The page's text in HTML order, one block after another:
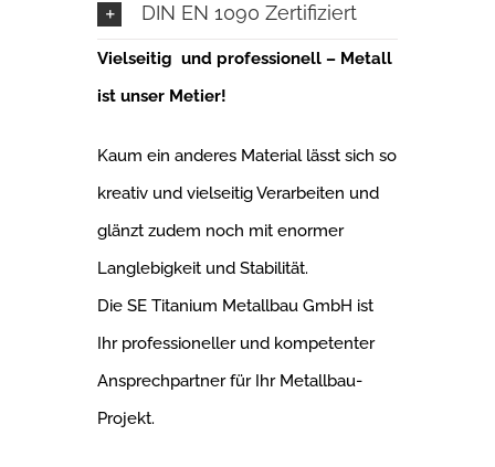
DIN EN 1090 Zertifiziert
Vielseitig und professionell – Metall
ist unser Metier!
Kaum ein anderes Material lässt sich so
kreativ und vielseitig Verarbeiten und
glänzt zudem noch mit enormer
Langlebigkeit und Stabilität.
Die SE Titanium Metallbau GmbH ist
Ihr professioneller und kompetenter
Ansprechpartner für Ihr Metallbau-
Projekt.